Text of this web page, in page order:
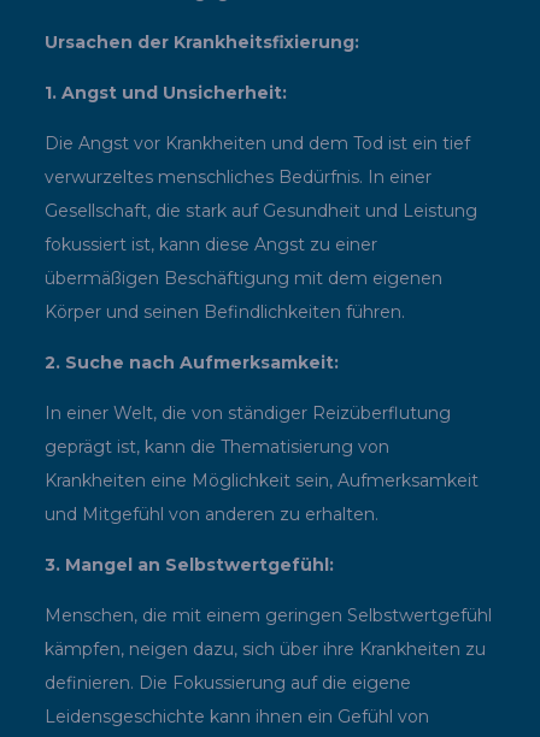
Ursachen der Krankheitsfixierung:
1. Angst und Unsicherheit:
Die Angst vor Krankheiten und dem Tod ist ein tief
verwurzeltes menschliches Bedürfnis. In einer
Gesellschaft, die stark auf Gesundheit und Leistung
fokussiert ist, kann diese Angst zu einer
übermäßigen Beschäftigung mit dem eigenen
Körper und seinen Befindlichkeiten führen.
2. Suche nach Aufmerksamkeit:
In einer Welt, die von ständiger Reizüberflutung
geprägt ist, kann die Thematisierung von
Krankheiten eine Möglichkeit sein, Aufmerksamkeit
und Mitgefühl von anderen zu erhalten.
3. Mangel an Selbstwertgefühl:
Menschen, die mit einem geringen Selbstwertgefühl
kämpfen, neigen dazu, sich über ihre Krankheiten zu
definieren. Die Fokussierung auf die eigene
Leidensgeschichte kann ihnen ein Gefühl von